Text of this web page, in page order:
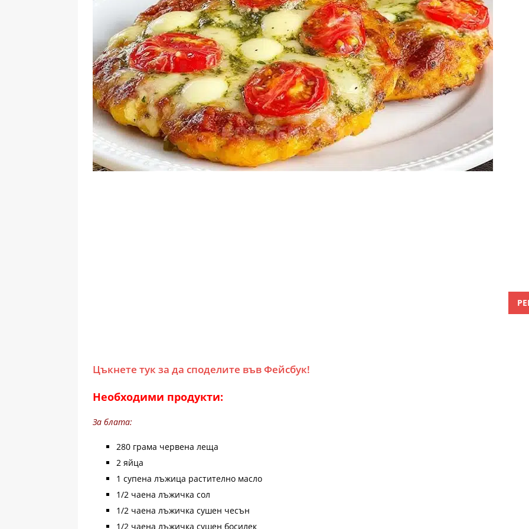
Цъкнете тук за да споделите във Фейсбук!
Необходими продукти:
За блата:
280 грама червена леща
2 яйца
1 супена лъжица растително масло
1/2 чаена лъжичка сол
1/2 чаена лъжичка сушен чесън
1/2 чаена лъжичка сушен босилек